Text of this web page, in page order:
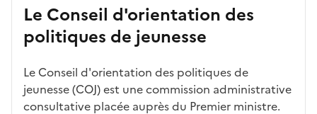
Le Conseil d'orientation des
politiques de jeunesse
Le Conseil d'orientation des politiques de
jeunesse (COJ) est une commission administrative
consultative placée auprès du Premier ministre.